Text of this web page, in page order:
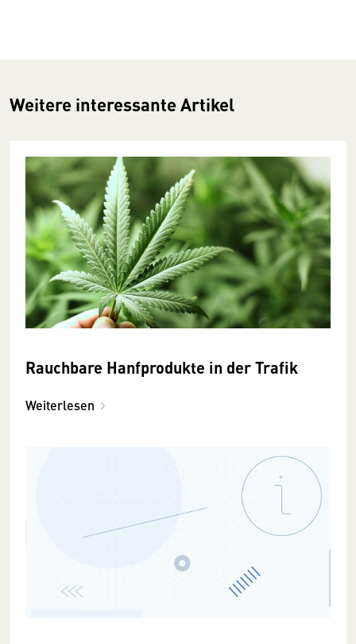
Weitere interessante Artikel
Rauchbare Hanfprodukte in der Trafik
Weiterlesen